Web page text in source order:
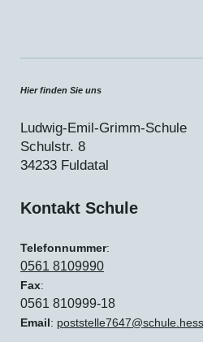
Hier finden Sie uns
Ludwig-Emil-Grimm-Schule
Schulstr. 8
34233 Fuldatal
Kontakt Schule
Telefonnummer:
0561 8109990
Fax:
0561 810999-18
Email: poststelle7647@